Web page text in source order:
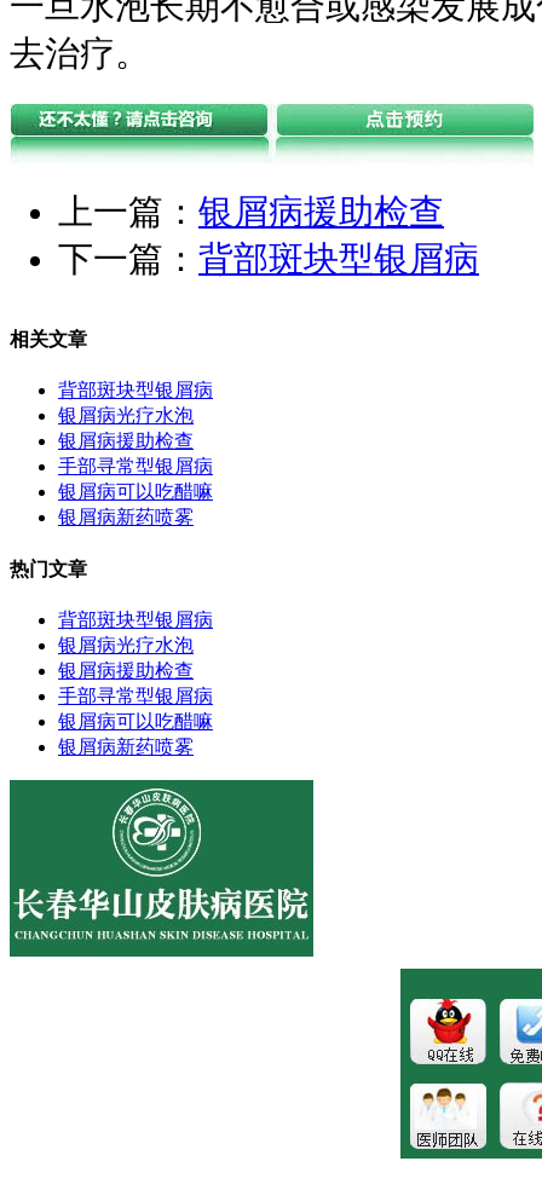
去治疗。
上一篇： 银屑病援助检查
下一篇： 背部斑块型银屑病
相关文章
背部斑块型银屑病
银屑病光疗水泡
银屑病援助检查
手部寻常型银屑病
银屑病可以吃醋嘛
银屑病新药喷雾
热门文章
背部斑块型银屑病
银屑病光疗水泡
银屑病援助检查
手部寻常型银屑病
银屑病可以吃醋嘛
银屑病新药喷雾